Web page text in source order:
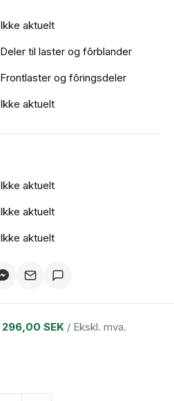
Ikke aktuelt
Deler til laster og fôrblander
Frontlaster og fôringsdeler
Ikke aktuelt
Ikke aktuelt
Ikke aktuelt
Ikke aktuelt
296,00 SEK / Ekskl. mva.